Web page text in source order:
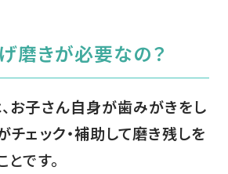
磨きが必要なの？
お子さん自身が歯みがきをし
チェック・補助して磨き残しを
とです。